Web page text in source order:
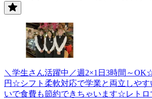
＼学生さん活躍中／週2×1日3時間～
円☆シフト柔軟対応で学業と両立しやす
いで食費も節約できちゃいます☆レトロ